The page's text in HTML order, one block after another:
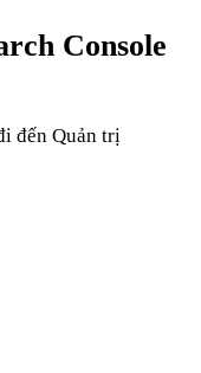
Console
đến Quản trị